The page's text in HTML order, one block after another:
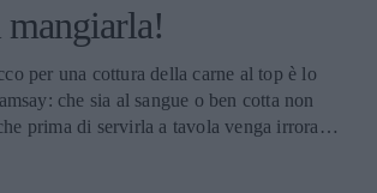
per una cottura della carne al top è lo
che sia al sangue o ben cotta non
prima di servirla a tavola venga irrorata